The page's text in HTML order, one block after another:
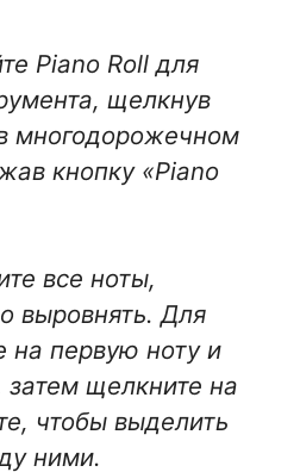
Piano Roll для
щелкнув
многодорожечном
кнопку «Piano
все ноты,
выровнять. Для
на первую ноту и
щелкните на
чтобы выделить
ними.